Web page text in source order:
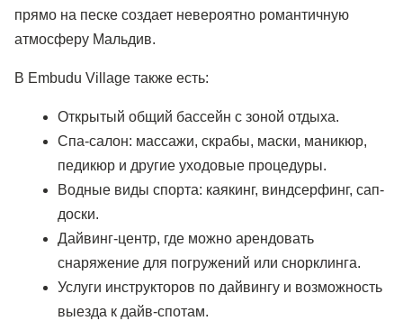
прямо на песке создает невероятно романтичную
атмосферу Мальдив.
В Embudu Village также есть:
Открытый общий бассейн с зоной отдыха.
Спа-салон: массажи, скрабы, маски, маникюр,
педикюр и другие уходовые процедуры.
Водные виды спорта: каякинг, виндсерфинг, сап-
доски.
Дайвинг-центр, где можно арендовать
снаряжение для погружений или снорклинга.
Услуги инструкторов по дайвингу и возможность
выезда к дайв-спотам.